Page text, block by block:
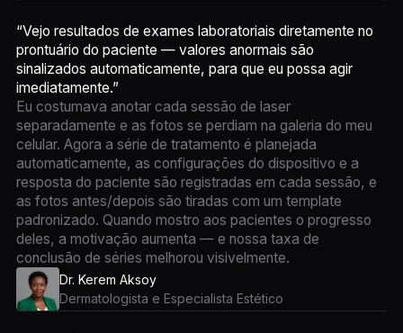
“Vejo resultados de exames laboratoriais diretamente no
prontuário do paciente — valores anormais são
sinalizados automaticamente, para que eu possa agir
imediatamente.”
Eu costumava anotar cada sessão de laser
separadamente e as fotos se perdiam na galeria do meu
celular. Agora a série de tratamento é planejada
automaticamente, as configurações do dispositivo e a
resposta do paciente são registradas em cada sessão, e
as fotos antes/depois são tiradas com um template
padronizado. Quando mostro aos pacientes o progresso
deles, a motivação aumenta — e nossa taxa de
conclusão de séries melhorou visivelmente.
Dr. Kerem Aksoy
Dermatologista e Especialista Estético